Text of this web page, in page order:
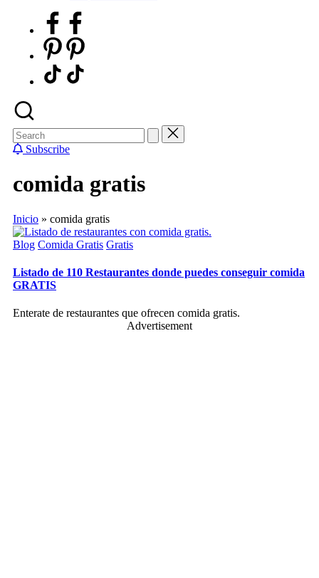
Facebook
Pinterest
TikTok
Subscribe
comida gratis
Inicio » comida gratis
Posted
Blog Comida Gratis Gratis
Listado de 110 Restaurantes donde puedes conseguir comida
GRATIS
Enterate de restaurantes que ofrecen comida gratis.
Advertisement